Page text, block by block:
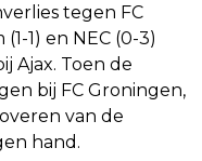
tegen FC
1) en NEC (0-3)
Ajax. Toen de
bij FC Groningen,
van de
hand.